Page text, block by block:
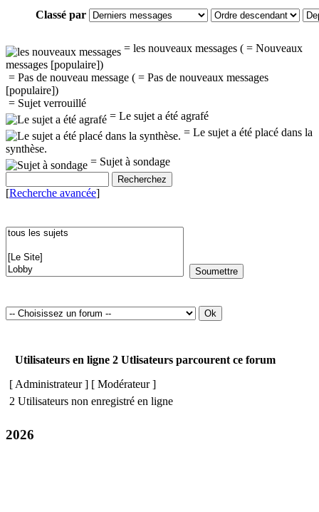
Classé par
= les nouveaux messages ( = Nouveaux
messages [populaire])
= Pas de nouveau message ( = Pas de nouveaux messages
[populaire])
= Sujet verrouillé
= Le sujet a été agrafé
= Le sujet a été placé dans la
synthèse.
= Sujet à sondage
[Recherche avancée]
Utilisateurs en ligne 2 Utlisateurs parcourent ce forum
[ Administrateur] [ Modérateur]
2 Utilisateurs non enregistré en ligne
2026